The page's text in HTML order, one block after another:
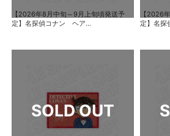
【2026年8月中旬～9月上旬頃発送予
定】名探偵コナン ヘア...
【2026
定】名